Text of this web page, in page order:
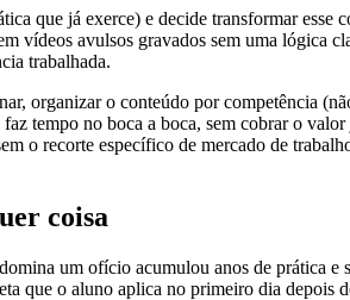
que já exerce) e decide transformar
avulsos gravados sem uma lógica
trabalhada.
organizar o conteúdo por competência
tempo no boca a boca, sem cobrar o
o recorte específico de mercado de
coisa
um ofício acumulou anos de prática e
que o aluno aplica no primeiro dia depois